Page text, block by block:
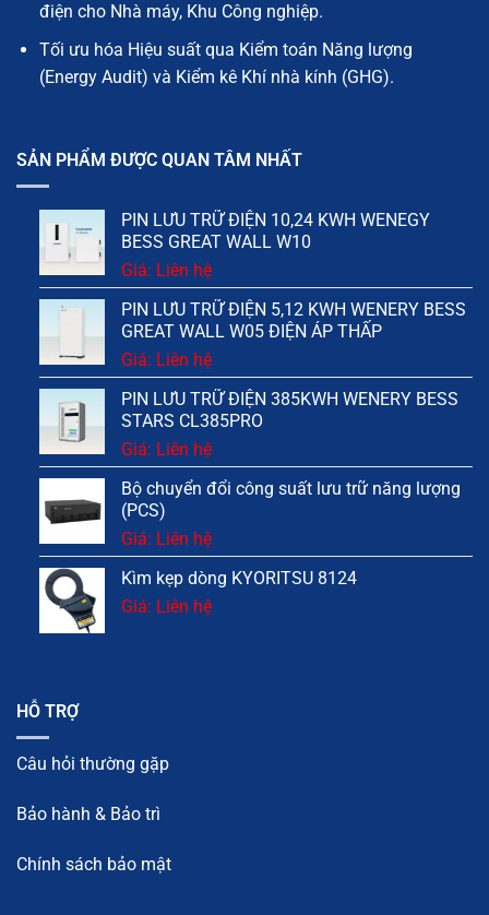
điện cho Nhà máy, Khu Công nghiệp.
Tối ưu hóa Hiệu suất qua Kiểm toán Năng lượng
(Energy Audit) và Kiểm kê Khí nhà kính (GHG).
SẢN PHẨM ĐƯỢC QUAN TÂM NHẤT
PIN LƯU TRỮ ĐIỆN 10,24 KWH WENEGY
BESS GREAT WALL W10
Giá: Liên hệ
PIN LƯU TRỮ ĐIỆN 5,12 KWH WENERY BESS
GREAT WALL W05 ĐIỆN ÁP THẤP
Giá: Liên hệ
PIN LƯU TRỮ ĐIỆN 385KWH WENERY BESS
STARS CL385PRO
Giá: Liên hệ
Bộ chuyển đổi công suất lưu trữ năng lượng
(PCS)
Giá: Liên hệ
Kìm kẹp dòng KYORITSU 8124
Giá: Liên hệ
HỖ TRỢ
Câu hỏi thường gặp
Bảo hành & Bảo trì
Chính sách bảo mật